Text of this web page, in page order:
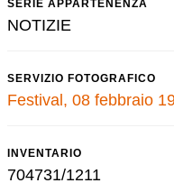
SERIE APPARTENENZA
NOTIZIE
SERVIZIO FOTOGRAFICO
Festival, 08 febbraio
INVENTARIO
704731/1211